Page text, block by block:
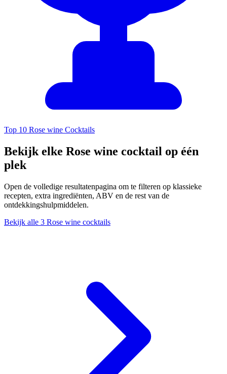
Top 10 Rose wine Cocktails
Bekijk elke Rose wine cocktail op één
plek
Open de volledige resultatenpagina om te filteren op klassieke
recepten, extra ingrediënten, ABV en de rest van de
ontdekkingshulpmiddelen.
Bekijk alle 3 Rose wine cocktails